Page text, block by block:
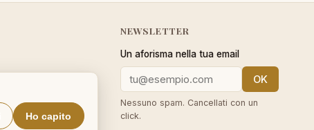
NEWSLETTER
Un aforisma nella tua email
OK
Nessuno spam. Cancellati con un
click.
Ho capito